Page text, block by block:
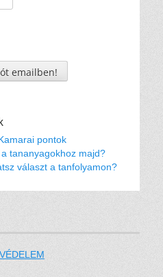
emailben!
pontok
tananyagokhoz majd?
választ a tanfolyamon?